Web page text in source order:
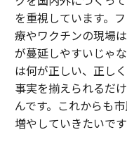
を重視しています。
療やワクチンの現場
が蔓延しやすいじゃ
は何が正しい、正し
事実を揃えられるだ
んです。これからも
増やしていきたいです